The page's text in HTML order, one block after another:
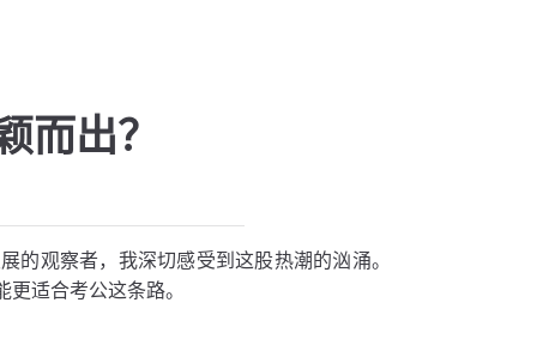
而出？
的观察者，我深切感受到这股热潮的汹涌。
适合考公这条路。